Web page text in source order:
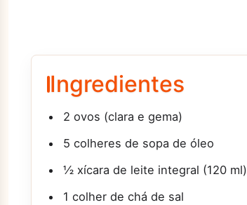
Ingredientes
2 ovos (clara e gema)
5 colheres de sopa de óleo
½ xícara de leite integral (120 ml)
1 colher de chá de sal